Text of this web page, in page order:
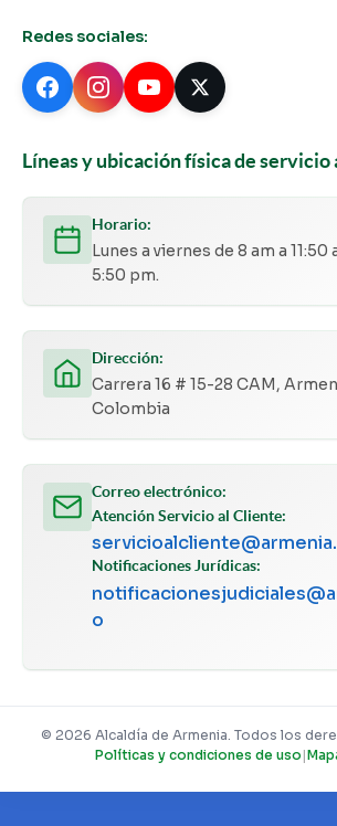
Redes sociales:
Líneas y ubicación física de servicio
Horario:
Lunes a viernes de 8 am a 11:50
5:50 pm.
Dirección:
Carrera 16 # 15-28 CAM,
Colombia
Correo electrónico:
Atención Servicio al Cliente:
Notificaciones Jurídicas:
o
© 2026 Alcaldía de Armenia. Todos los
Políticas y condiciones de uso |